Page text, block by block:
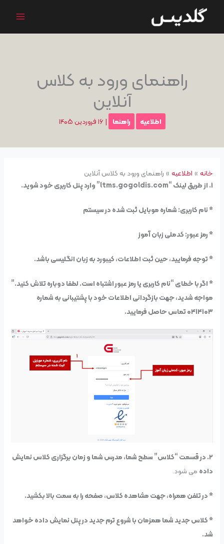
محتوا
راهنمای ورود به کلاس
آنلاین
اطلاعیه راهنما |۱۶ فروردین ۱۴۰۵
خانه اطلاعیه
راهنمای ورود به کلاس آنلاین
۱. از طریق لینک “ltms.gogoldis.com” وارد پنل کاربری خود شوید.
* نام کاربری: شماره موبایل ثبت شده در سیستم
* رمز عبور: کدملی زبان آموز
* توجه فرمایید، حین ثبت اطلاعات، کیبورد به زبان انگلیسی باشد.
* اگر با خطای “نام کاربری یا رمز عبور اشتباه است. لطفا دوباره تلاش کنید.”
مواجه شدید، جهت بازگردانی اطلاعات خود با پشتیبانی به شماره
۰۴۱۴۱۰۳ تماس حاصل فرمایید.
۲. در قسمت “کلاس” سطح شما، مدرس شما و زمان برگزاری کلاس نمایش
داده می شود.
* در تلفن همراه، جهت مشاهده کلاس، صفحه را به سمت بالا بکشید.
* کلاس جدید شما همزمان با شروع ترم جدید در پنل نمایش داده خواهد
شد.